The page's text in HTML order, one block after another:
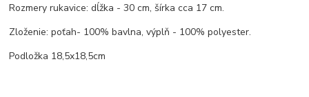
Rozmery rukavice: dĺžka - 30 cm, šírka cca 17 cm.
Zloženie: poťah- 100% bavlna, výplň - 100% polyester.
Podložka 18,5x18,5cm